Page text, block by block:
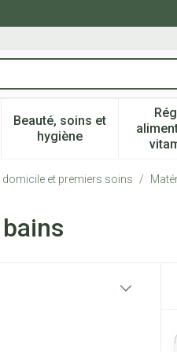
Beauté, soins et
hygièneAfficher le sous-
domicile et premiers soins /